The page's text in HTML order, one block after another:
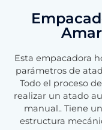
Esta empacadora
parámetros de
Todo el proceso
realizar un atado
manual.. Tiene
estructura